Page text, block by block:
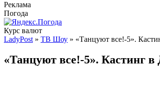
Реклама
Погода
Курс валют
LadyPost » ТВ Шоу » «Танцуют все!-5».
«Танцуют все!-5». Кастинг в